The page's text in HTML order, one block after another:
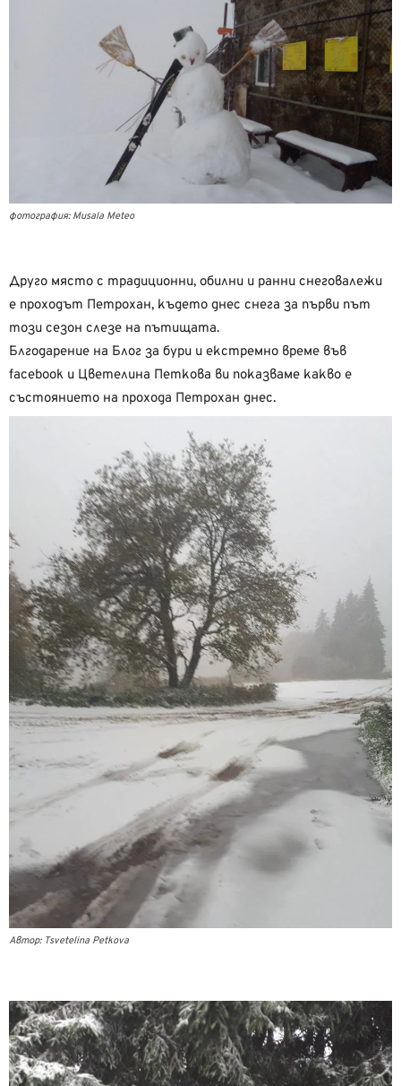
фотография: Musala Meteo
Друго място с традиционни, обилни и ранни снеговалежи
е проходът Петрохан, където днес снега за първи път
този сезон слезе на пътищата.
Блгодарение на Блог за бури и екстремно време във
facebook и Цветелина Петкова ви показваме какво е
състоянието на прохода Петрохан днес.
Автор: Tsvetelina Petkova